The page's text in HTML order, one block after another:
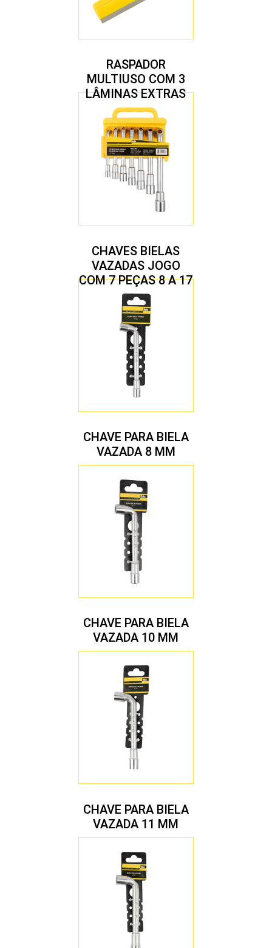
RASPADOR
MULTIUSO COM 3
LÂMINAS EXTRAS
CHAVES BIELAS
VAZADAS JOGO
COM 7 PEÇAS 8 A 17
MM
CHAVE PARA BIELA
VAZADA 8 MM
CHAVE PARA BIELA
VAZADA 10 MM
CHAVE PARA BIELA
VAZADA 11 MM